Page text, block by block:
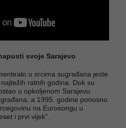
svoje Sarajevo
u srcima sugrađana jeste
ratnih godina. Dok su
u opkoljenom Sarajevu.
a 1995. godine ponosno
na Eurosongu u
i prvi vijek".